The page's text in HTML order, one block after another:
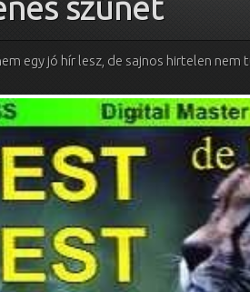
szünet
egy jó hír lesz, de sajnos hirtelen